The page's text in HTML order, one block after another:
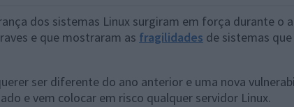
dos sistemas Linux surgiram em força durante o
e que mostraram as fragilidades de sistemas
ser diferente do ano anterior e uma nova
e vem colocar em risco qualquer servidor Linux.